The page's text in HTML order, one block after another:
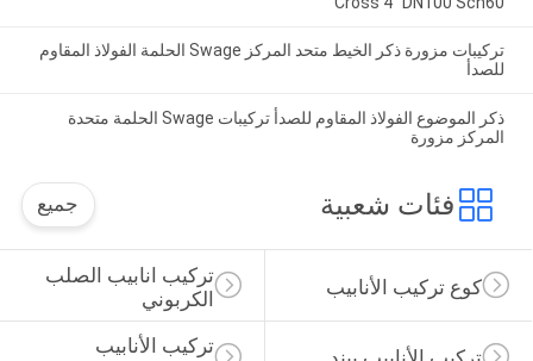
تركيبات مزورة ذكر الخيط متحد المركز Swage الحلمة الفولاذ المقاوم
للصدأ
ذكر الموضوع الفولاذ المقاوم للصدأ تركيبات Swage الحلمة متحدة
المركز مزورة
فئات شعبية جميع
تركيب انابيب الصلب
الكربوني
كوع تركيب الأنابيب
تركيب الأنابيب